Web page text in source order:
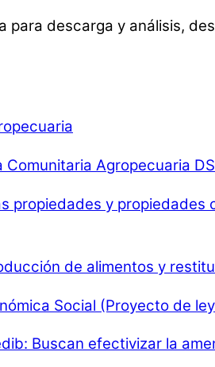
descarga y análisis,
Agropecuaria
propiedades y
de alimentos y
Social (Proyecto de
Buscan efectivizar la